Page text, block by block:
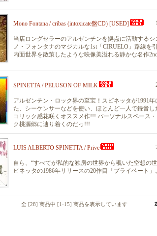
Mono Fontana / cribas (intoxicate盤CD) [USED]
当店ロングセラーのアルゼンチンを拠点に活動するシ
ノ・フォンタナのマジカルな1st「CIRUELO」路線を
内面世界を散策したような映像美溢れる静かな名作2nd
SPINETTA / PELUSON OF MILK
アルゼンチン・ロック界の至宝！スピネッタが1991年
た、シーケンサーなどを使い、ほとんど一人で録音し
コリック感花咲くオススメ作!!! パーソナルスペース
ク桃源郷に辿り着くのだっ!!!
LUIS ALBERTO SPINETTA / Prive
自ら、“すべてが私的な独房の世界から覗いた空想の
ピネッタの1986年リリースの20作目「プライベート」。
全 [28] 商品中 [1-15] 商品を表示しています